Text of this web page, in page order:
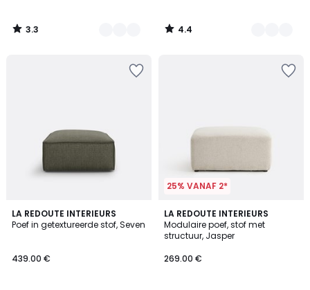
3.3
/
4.4
/
LA REDOUTE INTERIEURS
Poef in getextureerde stof, Seven
439.00 €
4
/
5
Kleuren
25% VANAF 2*
LA REDOUTE INTERIEURS
Modulaire poef, stof met
structuur, Jasper
269.00 €